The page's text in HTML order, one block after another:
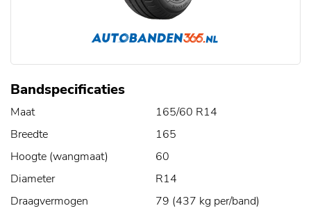
Bandspecificaties
Maat
165/60 R14
Breedte
165
Hoogte (wangmaat)
60
Diameter
R14
Draagvermogen
79 (437 kg per/band)